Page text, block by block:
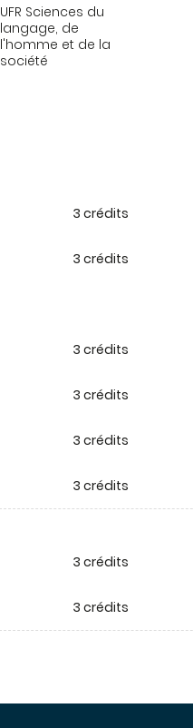
UFR Sciences du
langage, de
l'homme et de la
société
3 crédits
3 crédits
3 crédits
3 crédits
3 crédits
3 crédits
3 crédits
3 crédits